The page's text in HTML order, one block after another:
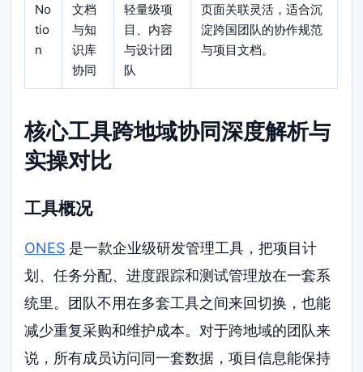
No
tio
n
文档
与知
识库
协同
轻量级项
目、内容
与设计团
队
页面关联灵活，适合沉
淀跨国团队的协作规范
与项目文档。
核心工具跨地域协同深度解析与
实操对比
工具概况
ONES 是一款企业级研发管理工具，把项目计
划、任务分配、进度跟踪和测试管理放在一套系
统里。团队不用在多套工具之间来回切换，也能
减少重复采购和维护成本。对于跨地域的团队来
说，所有成员访问同一套数据，项目信息能保持